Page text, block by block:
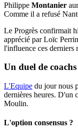
Philippe Montanier
Comme il a refusé
Le Progrès confirmait
apprécié par Loïc
l'influence ces derniers
Un duel de coachs
L'Equipe du jour nous
dernières heures. D'un
Moulin.
L'option consensus ?